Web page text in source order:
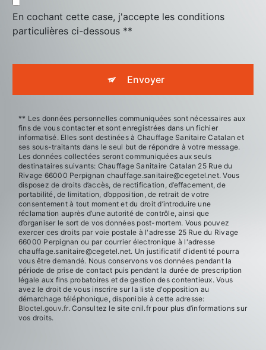
En cochant cette case, j'accepte les conditions
particulières ci-dessous **
Envoyer
** Les données personnelles communiquées sont nécessaires aux
fins de vous contacter et sont enregistrées dans un fichier
informatisé. Elles sont destinées à Chauffage Sanitaire Catalan et
ses sous-traitants dans le seul but de répondre à votre message.
Les données collectées seront communiquées aux seuls
destinataires suivants: Chauffage Sanitaire Catalan 25 Rue du
Rivage 66000 Perpignan chauffage.sanitaire@cegetel.net. Vous
disposez de droits d’accès, de rectification, d’effacement, de
portabilité, de limitation, d’opposition, de retrait de votre
consentement à tout moment et du droit d’introduire une
réclamation auprès d’une autorité de contrôle, ainsi que
d’organiser le sort de vos données post-mortem. Vous pouvez
exercer ces droits par voie postale à l'adresse 25 Rue du Rivage
66000 Perpignan ou par courrier électronique à l'adresse
chauffage.sanitaire@cegetel.net. Un justificatif d'identité pourra
vous être demandé. Nous conservons vos données pendant la
période de prise de contact puis pendant la durée de prescription
légale aux fins probatoires et de gestion des contentieux. Vous
avez le droit de vous inscrire sur la liste d'opposition au
démarchage téléphonique, disponible à cette adresse:
Bloctel.gouv.fr. Consultez le site cnil.fr pour plus d’informations sur
vos droits.